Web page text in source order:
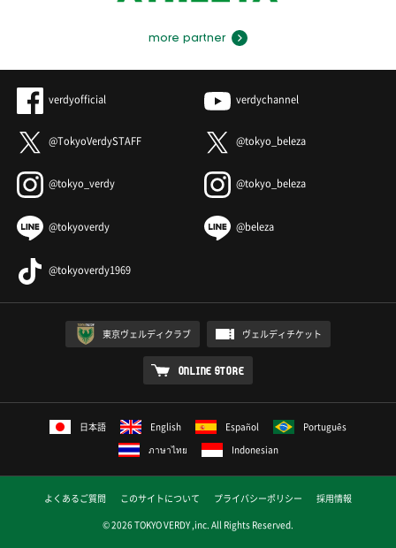
more partner
verdyofficial verdychannel
@TokyoVerdySTAFF @tokyo_beleza
@tokyo_verdy @tokyo_beleza
@tokyoverdy @beleza
@tokyoverdy1969
東京ヴェルディクラブ ヴェルディチケット
ONLINE STORE
日本語 English Español
Português
ภาษาไทย
Indonesian
よくあるご質問 このサイトについて プライバシーポリシー
採用情報
© 2026 TOKYO VERDY ,inc. All Rights Reserved.